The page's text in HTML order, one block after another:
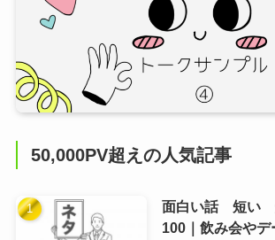
50,000PV超えの人気記事
面白い話 短い
100｜飲み会や